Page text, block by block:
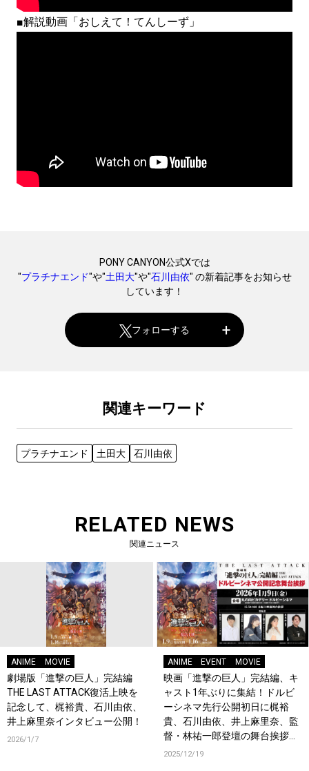
■解説動画「おしえて！てんしーず」
PONY CANYON公式Xでは
"プラチナエンド"や"土田大"や"石川由依" の新着記事をお知らせ
しています！
フォローする
関連キーワード
プラチナエンド 土田大 石川由依
RELATED NEWS
関連ニュース
ANIME MOVIE
劇場版「進撃の巨人」完結編
THE LAST ATTACK復活上映を
記念して、梶裕貴、石川由依、
井上麻里奈インタビュー公開！
2026/1/7
ANIME EVENT MOVIE
映画「進撃の巨人」完結編、キ
ャスト1年ぶりに集結！ドルビ
ーシネマ先行公開初日に梶裕
貴、石川由依、井上麻里奈、監
督・林祐一郎登壇の舞台挨拶決
定！
2025/12/19